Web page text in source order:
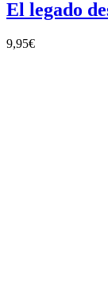
El legado
9,95€